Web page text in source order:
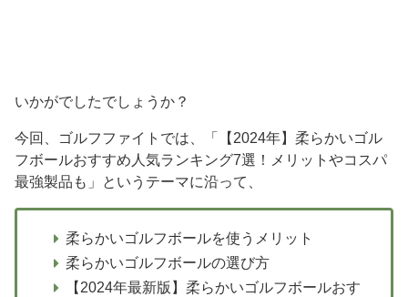
いかがでしたでしょうか？
今回、ゴルフファイトでは、「【2024年】柔らかいゴル
フボールおすすめ人気ランキング7選！メリットやコスパ
最強製品も」というテーマに沿って、
柔らかいゴルフボールを使うメリット
柔らかいゴルフボールの選び方
【2024年最新版】柔らかいゴルフボールおす